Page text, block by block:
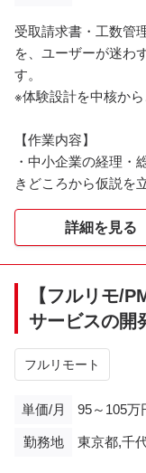
受取請求書・工数管
を、ユーザーが迷わ
す。
※体験設計を中核から
【作業内容】
・中小企業の経理・
きどころから仮説を
て動くものを素早く
・表組・申請承認の
画面の設計
・電帳法・インボ
持ちよく解く設計
・エンジニアと協働
・顧客フィードバッ
サイクルの主導
10:00～19:00
詳細を見る
【フルリモ/
サービスの開
フルリモート
単価/月 95～105万
勤務地 東京都,千